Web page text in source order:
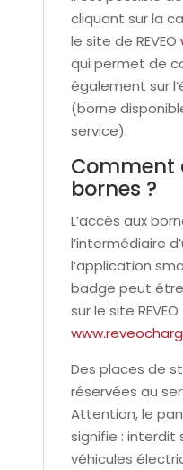
cliquant sur la
le site de REVEO
qui permet de
également sur
(borne
service).
Comment
bornes ?
L’accès aux
l’intermédiaire
l’application
badge peut
sur le site REVEO
Des places de
réservées au
Attention, le
signifie : interdit
véhicules